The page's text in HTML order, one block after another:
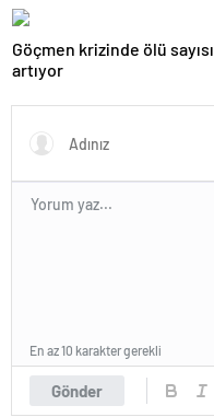
Göçmen krizinde ölü sayısı
artıyor
Gönder
En az 10 karakter gerekli